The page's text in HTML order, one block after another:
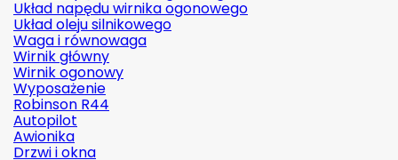
Układ napędu wirnika ogonowego
Układ oleju silnikowego
Waga i równowaga
Wirnik główny
Wirnik ogonowy
Wyposażenie
Robinson R44
Autopilot
Awionika
Drzwi i okna